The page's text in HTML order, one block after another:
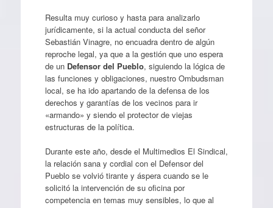
Resulta muy curioso y hasta para analizarlo
jurídicamente, si la actual conducta del señor
Sebastián Vinagre, no encuadra dentro de algún
reproche legal, ya que a la gestión que uno espera
de unDefensor del Pueblo, siguiendo la lógica de
las funciones y obligaciones, nuestro Ombudsman
local, se ha ido apartando de la defensa de los
derechos y garantías de los vecinos para ir
«armando» y siendo el protector de viejas
estructuras de la política.
Durante este año, desde el Multimedios El Sindical,
la relación sana y cordial con el Defensor del
Pueblo se volvió tirante y áspera cuando se le
solicitó la intervención de su oficina por
competencia en temas muy sensibles, lo que al